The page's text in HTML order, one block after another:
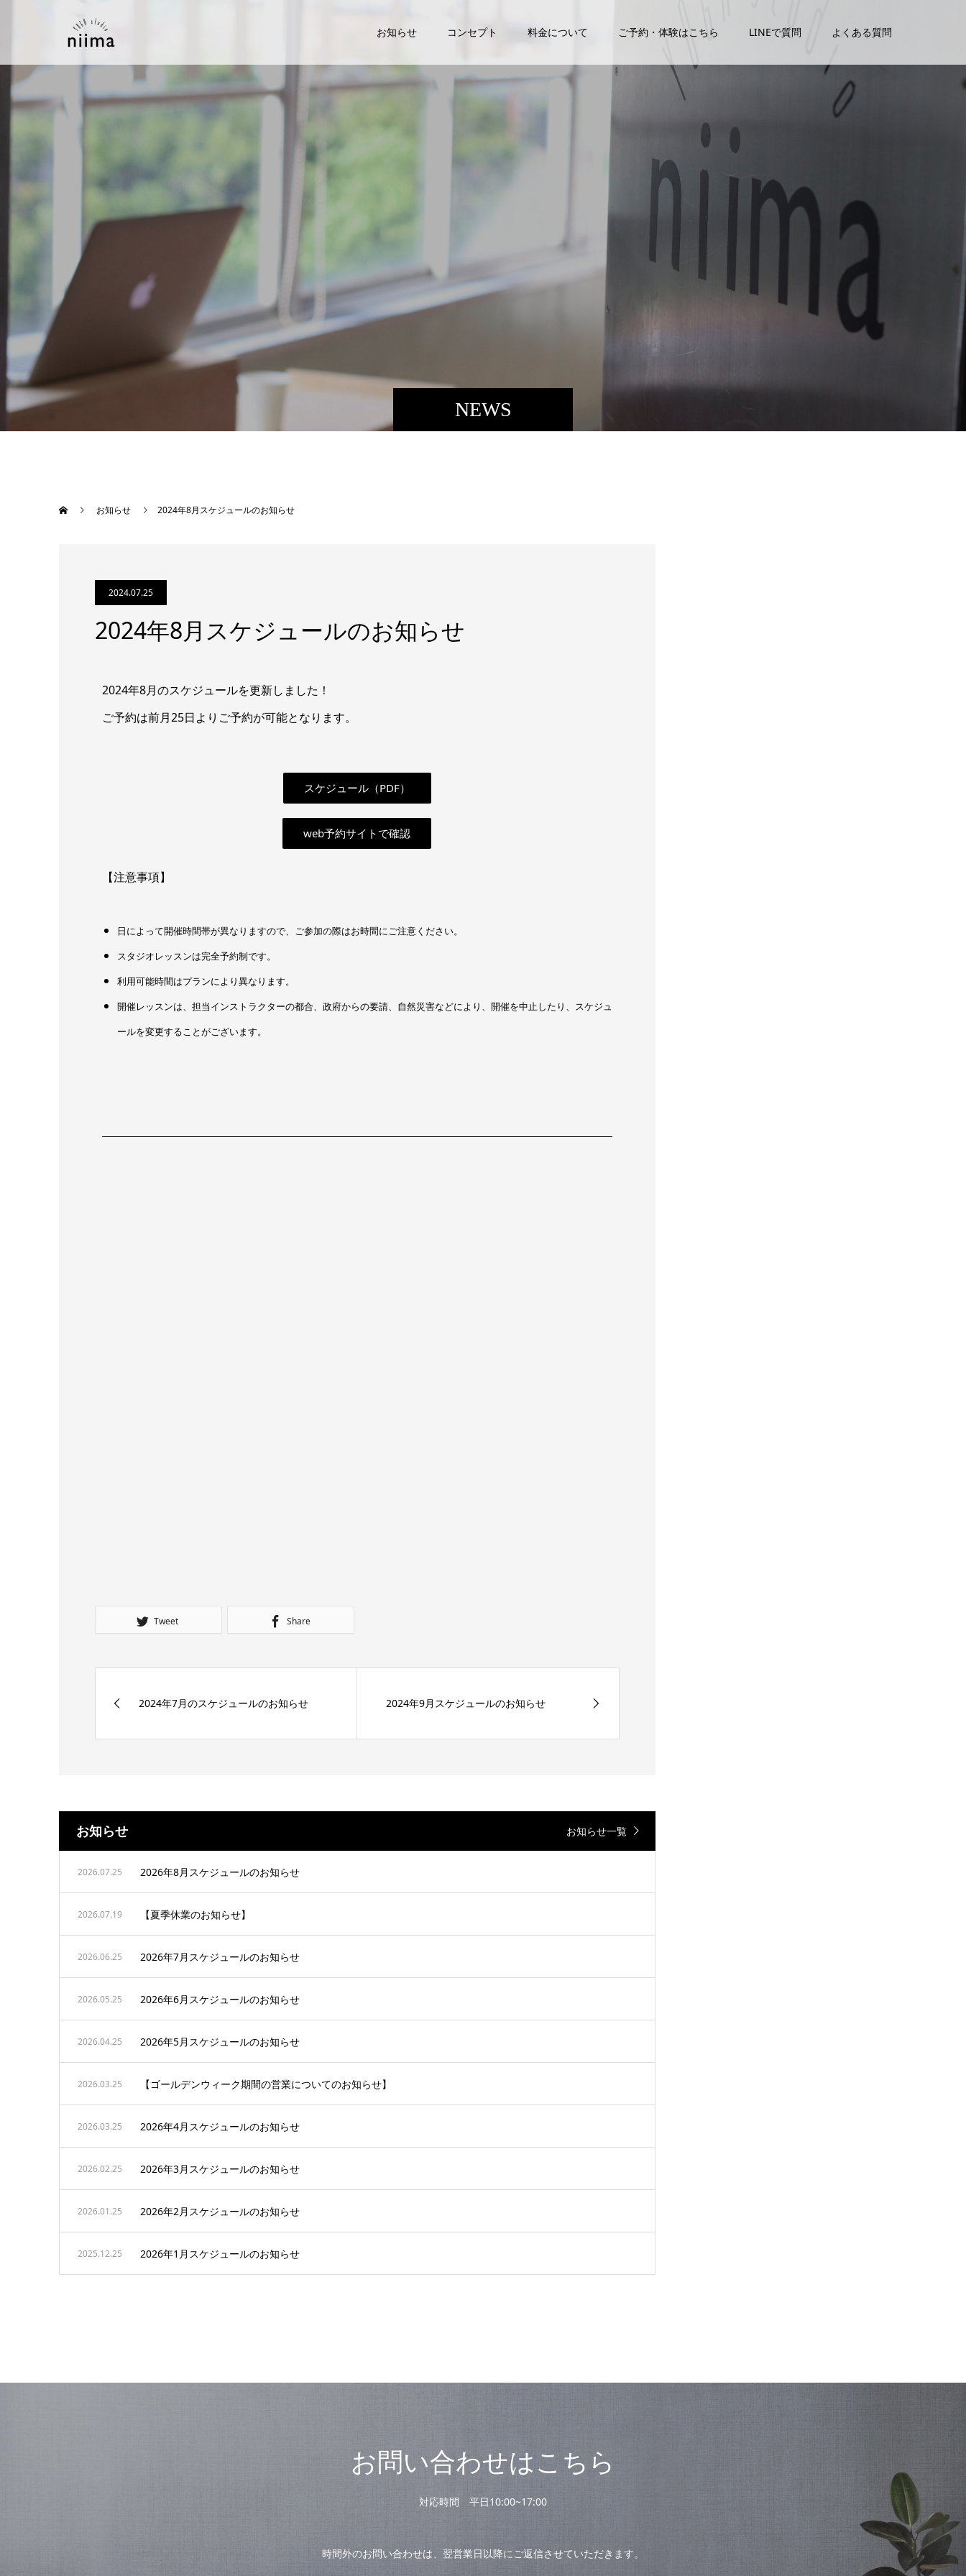
お知らせ コンセプト 料金について ご予約・体験はこちら LINEで質問 よくある質問
NEWS
お知らせ 2024年8月スケジュールのお知らせ
2024.07.25
2024年8月スケジュールのお知らせ
2024年8月のスケジュールを更新しました！
ご予約は前月25日よりご予約が可能となります。
スケジュール（PDF）
web予約サイトで確認
【注意事項】
日によって開催時間帯が異なりますので、ご参加の際はお時間にご注意ください。
スタジオレッスンは完全予約制です。
利用可能時間はプランにより異なります。
開催レッスンは、担当インストラクターの都合、政府からの要請、自然災害などにより、開催を中止したり、スケジュ
ールを変更することがございます。
Tweet Share
2024年7月のスケジュールのお知らせ 2024年9月スケジュールのお知らせ
お知らせ お知らせ一覧
2026.07.25 2026年8月スケジュールのお知らせ
2026.07.19 【夏季休業のお知らせ】
2026.06.25 2026年7月スケジュールのお知らせ
2026.05.25 2026年6月スケジュールのお知らせ
2026.04.25 2026年5月スケジュールのお知らせ
2026.03.25 【ゴールデンウィーク期間の営業についてのお知らせ】
2026.03.25 2026年4月スケジュールのお知らせ
2026.02.25 2026年3月スケジュールのお知らせ
2026.01.25 2026年2月スケジュールのお知らせ
2025.12.25 2026年1月スケジュールのお知らせ
お問い合わせはこちら
対応時間 平日10:00~17:00
時間外のお問い合わせは、翌営業日以降にご返信させていただきます。